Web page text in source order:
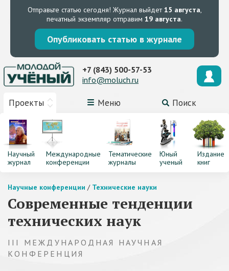
Отправьте статью сегодня! Журнал выйдет15 августа,
печатный экземпляр отправим 19 августа.
Опубликовать статью в журнале
Проекты Меню Поиск
+7 (843) 500-57-53
info@moluch.ru
Научный
журнал
Международные
конференции
Тематические
журналы
Юный
ученый
Издание
книг
Научные конференции / Технические науки
Современные тенденции
технических наук
III МЕЖДУНАРОДНАЯ НАУЧНАЯ
КОНФЕРЕНЦИЯ